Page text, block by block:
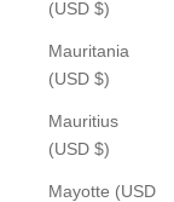
(USD $)
Mauritania
(USD $)
Mauritius
(USD $)
Mayotte (USD